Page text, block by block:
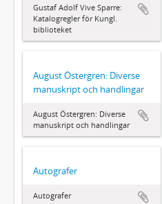
Gustaf Adolf Vive Sparre:
Katalogregler för Kungl.
biblioteket
August Östergren: Diverse
manuskript och handlingar
August Östergren: Diverse
manuskript och handlingar
Autografer
Autografer